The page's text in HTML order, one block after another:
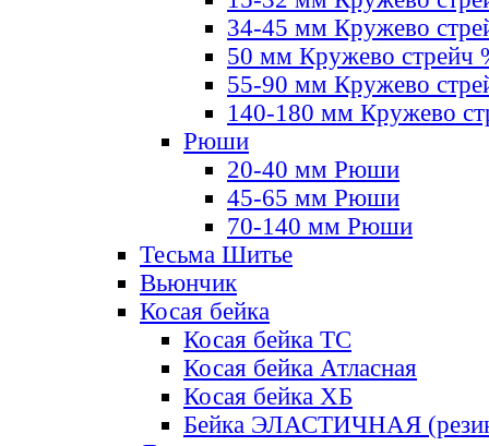
34-45 мм Кружево
50 мм Кружево стрейч
55-90 мм Кружево
140-180 мм Кружево
Рюши
20-40 мм Рюши
45-65 мм Рюши
70-140 мм Рюши
Тесьма Шитье
Вьюнчик
Косая бейка
Косая бейка ТС
Косая бейка Атласная
Косая бейка ХБ
Бейка ЭЛАСТИЧНАЯ